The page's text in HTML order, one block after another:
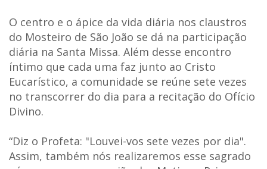
O centro e o ápice da vida diária nos claustros
do Mosteiro de São João se dá na participação
diária na Santa Missa. Além desse encontro
íntimo que cada uma faz junto ao Cristo
Eucarístico, a comunidade se reúne sete vezes
no transcorrer do dia para a recitação do Ofício
Divino.
“Diz o Profeta: "Louvei-vos sete vezes por dia".
Assim, também nós realizaremos esse sagrado